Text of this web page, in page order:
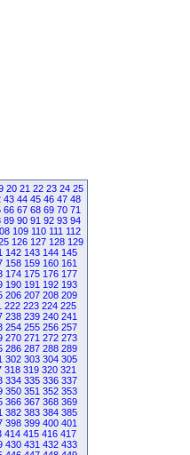
20 21 22 23 24 25
43 44 45 46 47 48
66 67 68 69 70 71
89 90 91 92 93 94
109 110 111 112
126 127 128 129
142 143 144 145
158 159 160 161
174 175 176 177
190 191 192 193
206 207 208 209
222 223 224 225
238 239 240 241
254 255 256 257
270 271 272 273
286 287 288 289
302 303 304 305
318 319 320 321
334 335 336 337
350 351 352 353
366 367 368 369
382 383 384 385
398 399 400 401
414 415 416 417
430 431 432 433